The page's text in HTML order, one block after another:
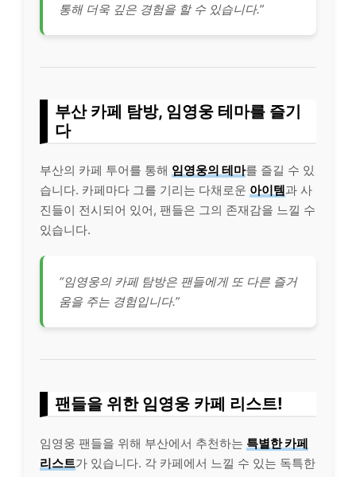
통해 더욱 깊은 경험을 할 수 있습니다.”
부산 카페 탐방, 임영웅 테마를 즐기
다
부산의 카페 투어를 통해 임영웅의 테마를 즐길 수 있
습니다. 카페마다 그를 기리는 다채로운 아이템과 사
진들이 전시되어 있어, 팬들은 그의 존재감을 느낄 수
있습니다.
“임영웅의 카페 탐방은 팬들에게 또 다른 즐거
움을 주는 경험입니다.”
팬들을 위한 임영웅 카페 리스트!
임영웅 팬들을 위해 부산에서 추천하는 특별한 카페
리스트가 있습니다. 각 카페에서 느낄 수 있는 독특한